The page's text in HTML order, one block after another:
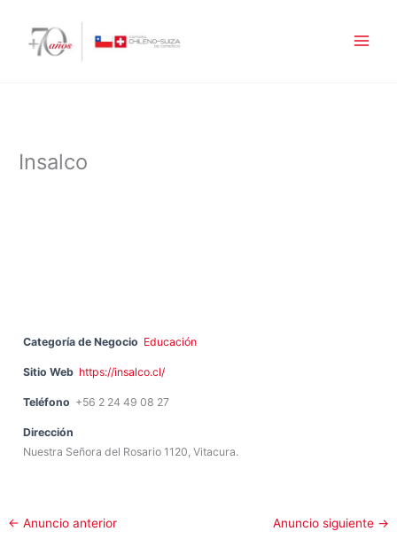
contenido
Insalco
Categoría de Negocio Educación
Sitio Web https://insalco.cl/
Teléfono +56 2 24 49 08 27
Dirección
Nuestra Señora del Rosario 1120, Vitacura.
← Anuncio anterior Anuncio siguiente →